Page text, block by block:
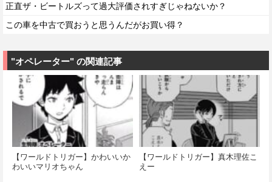
正直ザ・ビートルズって過大評価されすぎじゃねないか？
この車を中古で買おうと思うんだがお買い得？
"オペレーター" の関連記事
【ワールドトリガー】かわいいか
わいいマリオちゃん
【ワールドトリガー】真木理佐こ
えー